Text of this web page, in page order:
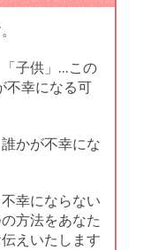
「子供」…この
不幸になる可
かが不幸にな
幸にならない
方法をあなた
えいたします